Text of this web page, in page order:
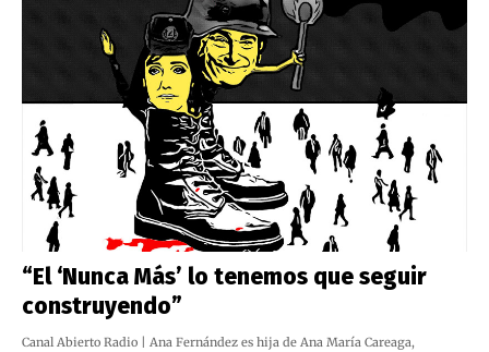
“El ‘Nunca Más’ lo tenemos que seguir
construyendo”
Canal Abierto Radio | Ana Fernández es hija de Ana María Careaga,